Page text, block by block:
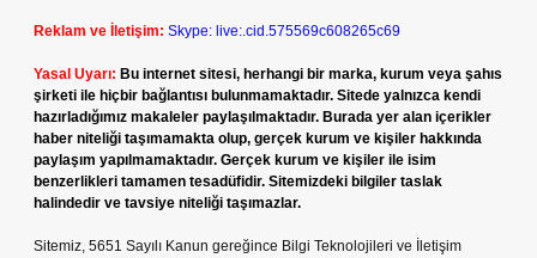
Reklam ve İletişim: Skype: live:.cid.575569c608265c69
Yasal Uyarı: Bu internet sitesi, herhangi bir marka, kurum veya şahıs
şirketi ile hiçbir bağlantısı bulunmamaktadır. Sitede yalnızca kendi
hazırladığımız makaleler paylaşılmaktadır. Burada yer alan içerikler
haber niteliği taşımamakta olup, gerçek kurum ve kişiler hakkında
paylaşım yapılmamaktadır. Gerçek kurum ve kişiler ile isim
benzerlikleri tamamen tesadüfidir. Sitemizdeki bilgiler taslak
halindedir ve tavsiye niteliği taşımazlar.
Sitemiz, 5651 Sayılı Kanun gereğince Bilgi Teknolojileri ve İletişim